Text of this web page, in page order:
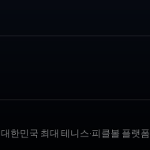
대한민국 최대 테니스·피클볼 플랫폼